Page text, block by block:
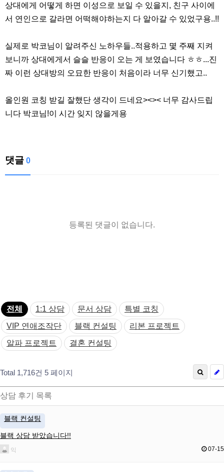
상대에게 어떻게 하면 이성으로 보일 수 있을지, 친구 사이에
서 연인으로 갈라면 어떡해야하는지 다 알아갈 수 있었구용..!!
실제로 박코님이 알려주신 노하우들..적용하고 몇 주째 지켜
보니까 상대에게서 슬슬 반응이 오는 게 보였습니다 ㅎㅎ...진
짜 이런 상대방의 오묘한 반응이 처음이라 너무 신기했고..
올인원 코칭 받길 잘했단 생각이 드네요><>< 너무 감사드립
니다 박코님!이 시간 잊지 않을게용
댓글 0
등록된 댓글이 없습니다.
전체 1:1 상담 문서 상담
특별 코칭
VIP 연애조작단
블랙 컨설팅
리본 프로젝트
알파 프로젝트
결혼 컨설팅
Total 1,716건 5 페이지
상담 후기 목록
블랙 컨설팅
블랙 상담 받았습니다!!
익 07-15